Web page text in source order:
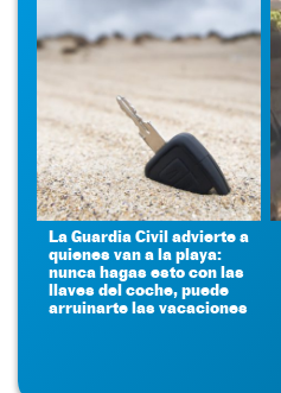
La Guardia Civil advierte a
quienes van a la playa:
nunca hagas esto con las
llaves del coche, puede
arruinarte las vacaciones